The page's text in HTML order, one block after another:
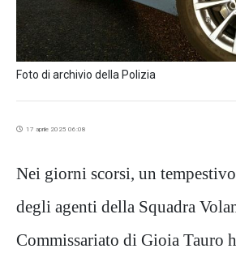
Foto di archivio della Polizia
17 aprile 2025 06:08
Nei giorni scorsi, un
degli agenti della Squadra
Commissariato di Gioia Tauro